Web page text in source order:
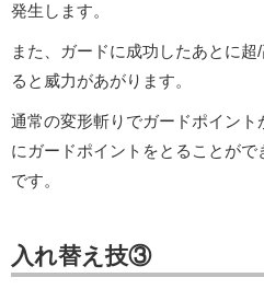
発生します。
また、ガードに成功したあとに
ると威力があがります。
通常の変形斬りでガードポイン
にガードポイントをとることが
です。
入れ替え技③